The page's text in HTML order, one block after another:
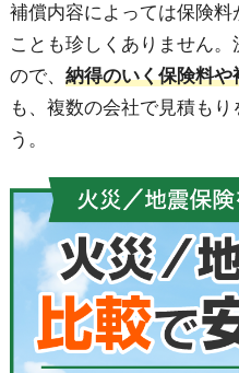
補償内容によっては保険
ことも珍しくありません
ので、 納得のいく保険料や
も、複数の会社で見積も
う。